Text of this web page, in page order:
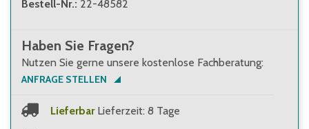
Bestell-Nr.: 22-48582
Haben Sie Fragen?
Nutzen Sie gerne unsere kostenlose Fachberatung:
ANFRAGE STELLEN
Lieferbar Lieferzeit: 8 Tage